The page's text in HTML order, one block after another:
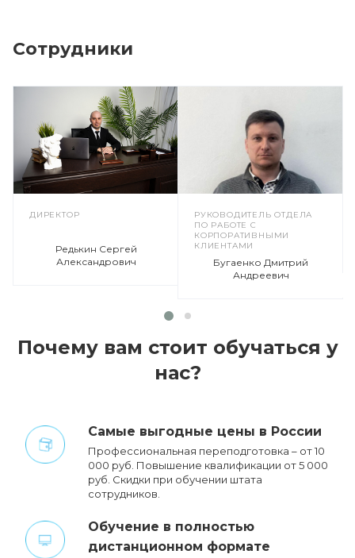
Сотрудники
ДИРЕКТОР
Редькин Сергей
Александрович
РУКОВОДИТЕЛЬ ОТДЕЛА
ПО РАБОТЕ С
КОРПОРАТИВНЫМИ
КЛИЕНТАМИ
Бугаенко Дмитрий
Андреевич
Почему вам стоит обучаться у
нас?
Cамые выгодные цены в России
Профессиональная переподготовка – от 10
000 руб. Повышение квалификации от 5 000
руб. Cкидки при обучении штата
сотрудников.
Обучение в полностью
дистанционном формате